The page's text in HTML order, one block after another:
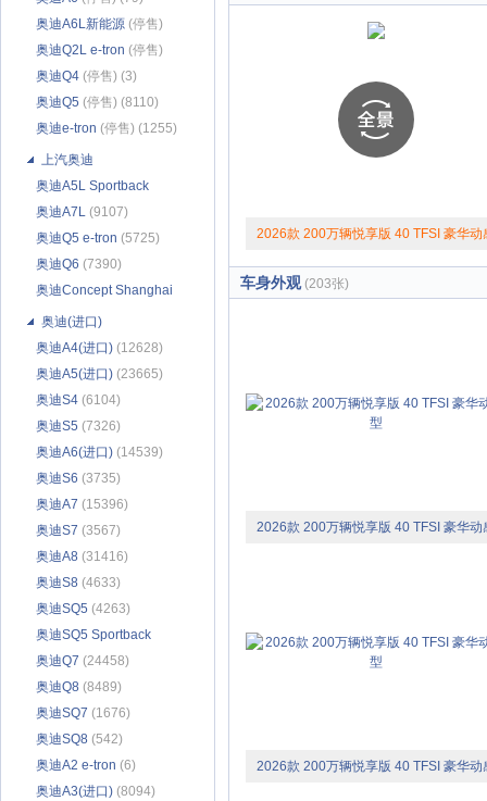
奥迪A6L新能源 (停售)
(1026)
奥迪Q2L e-tron (停售)
(1556)
奥迪Q4 (停售) (3)
奥迪Q5 (停售) (8110)
奥迪e-tron (停售) (1255)
上汽奥迪
奥迪A5L Sportback
(4861)
奥迪A7L (9107)
奥迪Q5 e-tron (5725)
奥迪Q6 (7390)
奥迪Concept Shanghai
(62)
奥迪(进口)
奥迪A4(进口) (12628)
奥迪A5(进口) (23665)
奥迪S4 (6104)
奥迪S5 (7326)
奥迪A6(进口) (14539)
奥迪S6 (3735)
奥迪A7 (15396)
奥迪S7 (3567)
奥迪A8 (31416)
奥迪S8 (4633)
奥迪SQ5 (4263)
奥迪SQ5 Sportback
(1601)
奥迪Q7 (24458)
奥迪Q8 (8489)
奥迪SQ7 (1676)
奥迪SQ8 (542)
奥迪A2 e-tron (6)
奥迪A3(进口) (8094)
2026款 200万辆悦享版 40 TFSI 豪华动
型
车身外观(203张)
2026款 200万辆悦享版 40 TFSI 豪华动
2026款 200万辆悦享版 40 TFSI 豪华动